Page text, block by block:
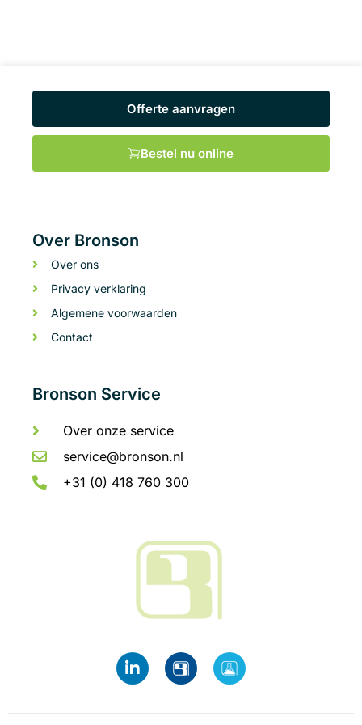
Offerte aanvragen
Bestel nu online
Over Bronson
Over ons
Privacy verklaring
Algemene voorwaarden
Contact
Bronson Service
Over onze service
service@bronson.nl
+31 (0) 418 760 300